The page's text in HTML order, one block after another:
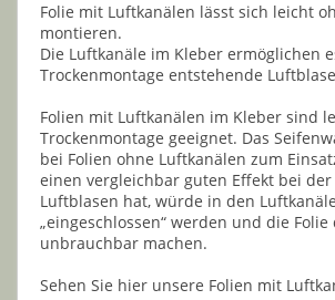
Folie mit Luftkanälen lässt sich leicht
montieren.
Die Luftkanäle im Kleber ermöglichen
Trockenmontage entstehende
Folien mit Luftkanälen im Kleber sind
Trockenmontage geeignet. Das
bei Folien ohne Luftkanälen zum
einen vergleichbar guten Effekt bei
Luftblasen hat, würde in den
„eingeschlossen“ werden und die
unbrauchbar machen.
Sehen Sie hier unsere Folien mit